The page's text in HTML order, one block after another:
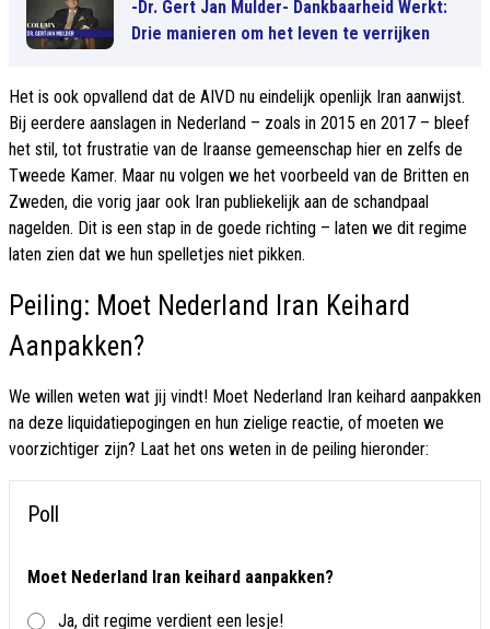
-Dr. Gert Jan Mulder- Dankbaarheid Werkt:
Drie manieren om het leven te verrijken
Het is ook opvallend dat de AIVD nu eindelijk openlijk Iran aanwijst.
Bij eerdere aanslagen in Nederland – zoals in 2015 en 2017 – bleef
het stil, tot frustratie van de Iraanse gemeenschap hier en zelfs de
Tweede Kamer. Maar nu volgen we het voorbeeld van de Britten en
Zweden, die vorig jaar ook Iran publiekelijk aan de schandpaal
nagelden. Dit is een stap in de goede richting – laten we dit regime
laten zien dat we hun spelletjes niet pikken.
Peiling: Moet Nederland Iran Keihard
Aanpakken?
We willen weten wat jij vindt! Moet Nederland Iran keihard aanpakken
na deze liquidatiepogingen en hun zielige reactie, of moeten we
voorzichtiger zijn? Laat het ons weten in de peiling hieronder:
Poll
Moet Nederland Iran keihard aanpakken?
Ja, dit regime verdient een lesje!